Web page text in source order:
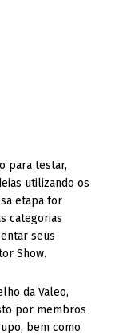
para testar,
utilizando os
etapa for
categorias
seus
Show.
da Valeo,
por membros
bem como